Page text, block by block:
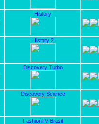
History
History 2
Discovery Turbo
Discovery Science
FashionTV Brasil